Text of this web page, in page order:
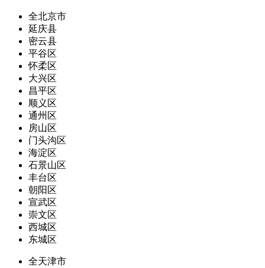
全北京市
延庆县
密云县
平谷区
怀柔区
大兴区
昌平区
顺义区
通州区
房山区
门头沟区
海淀区
石景山区
丰台区
朝阳区
宣武区
崇文区
西城区
东城区
全天津市